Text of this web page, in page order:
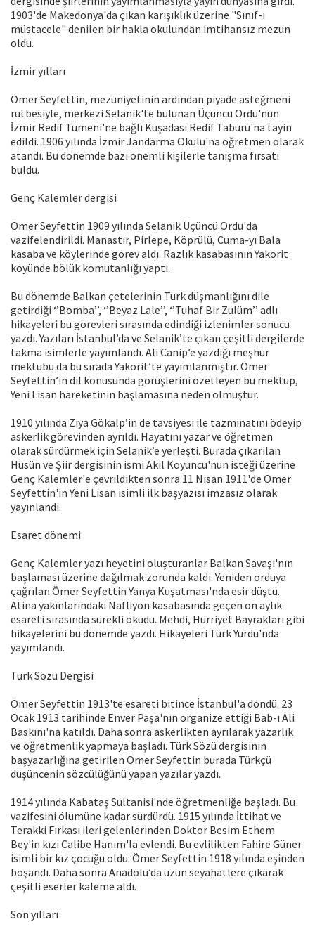
1903'de Makedonya'da çıkan karışıklık üzerine "Sınıf-ı
müstacele" denilen bir hakla okulundan imtihansız mezun
oldu.
İzmir yılları
Ömer Seyfettin, mezuniyetinin ardından piyade asteğmeni
rütbesiyle, merkezi Selanik'te bulunan Üçüncü Ordu'nun
İzmir Redif Tümeni'ne bağlı Kuşadası Redif Taburu'na tayin
edildi. 1906 yılında İzmir Jandarma Okulu'na öğretmen olarak
atandı. Bu dönemde bazı önemli kişilerle tanışma fırsatı
buldu.
Genç Kalemler dergisi
Ömer Seyfettin 1909 yılında Selanik Üçüncü Ordu'da
vazifelendirildi. Manastır, Pirlepe, Köprülü, Cuma-yı Bala
kasaba ve köylerinde görev aldı. Razlık kasabasının Yakorit
köyünde bölük komutanlığı yaptı.
Bu dönemde Balkan çetelerinin Türk düşmanlığını dile
getirdiği ‘’Bomba’’, ‘’Beyaz Lale’’, ‘’Tuhaf Bir Zulüm’’ adlı
hikayeleri bu görevleri sırasında edindiği izlenimler sonucu
yazdı. Yazıları İstanbul’da ve Selanik’te çıkan çeşitli dergilerde
takma isimlerle yayımlandı. Ali Canip’e yazdığı meşhur
mektubu da bu sırada Yakorit’te yayımlanmıştır. Ömer
Seyfettin’in dil konusunda görüşlerini özetleyen bu mektup,
Yeni Lisan hareketinin başlamasına neden olmuştur.
1910 yılında Ziya Gökalp’in de tavsiyesi ile tazminatını ödeyip
askerlik görevinden ayrıldı. Hayatını yazar ve öğretmen
olarak sürdürmek için Selanik’e yerleşti. Burada çıkarılan
Hüsün ve Şiir dergisinin ismi Akil Koyuncu'nun isteği üzerine
Genç Kalemler'e çevrildikten sonra 11 Nisan 1911'de Ömer
Seyfettin'in Yeni Lisan isimli ilk başyazısı imzasız olarak
yayınlandı.
Esaret dönemi
Genç Kalemler yazı heyetini oluşturanlar Balkan Savaşı'nın
başlaması üzerine dağılmak zorunda kaldı. Yeniden orduya
çağrılan Ömer Seyfettin Yanya Kuşatması'nda esir düştü.
Atina yakınlarındaki Nafliyon kasabasında geçen on aylık
esareti sırasında sürekli okudu. Mehdi, Hürriyet Bayrakları gibi
hikayelerini bu dönemde yazdı. Hikayeleri Türk Yurdu'nda
yayımlandı.
Türk Sözü Dergisi
Ömer Seyfettin 1913'te esareti bitince İstanbul'a döndü. 23
Ocak 1913 tarihinde Enver Paşa'nın organize ettiği Bab-ı Ali
Baskını'na katıldı. Daha sonra askerlikten ayrılarak yazarlık
ve öğretmenlik yapmaya başladı. Türk Sözü dergisinin
başyazarlığına getirilen Ömer Seyfettin burada Türkçü
düşüncenin sözcülüğünü yapan yazılar yazdı.
1914 yılında Kabataş Sultanisi'nde öğretmenliğe başladı. Bu
vazifesini ölümüne kadar sürdürdü. 1915 yılında İttihat ve
Terakki Fırkası ileri gelenlerinden Doktor Besim Ethem
Bey'in kızı Calibe Hanım'la evlendi. Bu evlilikten Fahire Güner
isimli bir kız çocuğu oldu. Ömer Seyfettin 1918 yılında eşinden
boşandı. Daha sonra Anadolu’da uzun seyahatlere çıkarak
çeşitli eserler kaleme aldı.
Son yılları